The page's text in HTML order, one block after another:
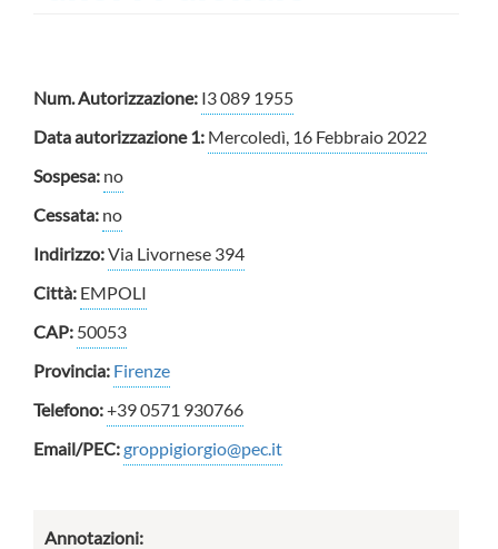
Num. Autorizzazione: I3 089 1955
Data autorizzazione 1: Mercoledì, 16 Febbraio 2022
Sospesa: no
Cessata: no
Indirizzo:Via Livornese 394
Città: EMPOLI
CAP: 50053
Provincia: Firenze
Telefono:+39 0571 930766
Email/PEC:groppigiorgio@pec.it
Annotazioni: